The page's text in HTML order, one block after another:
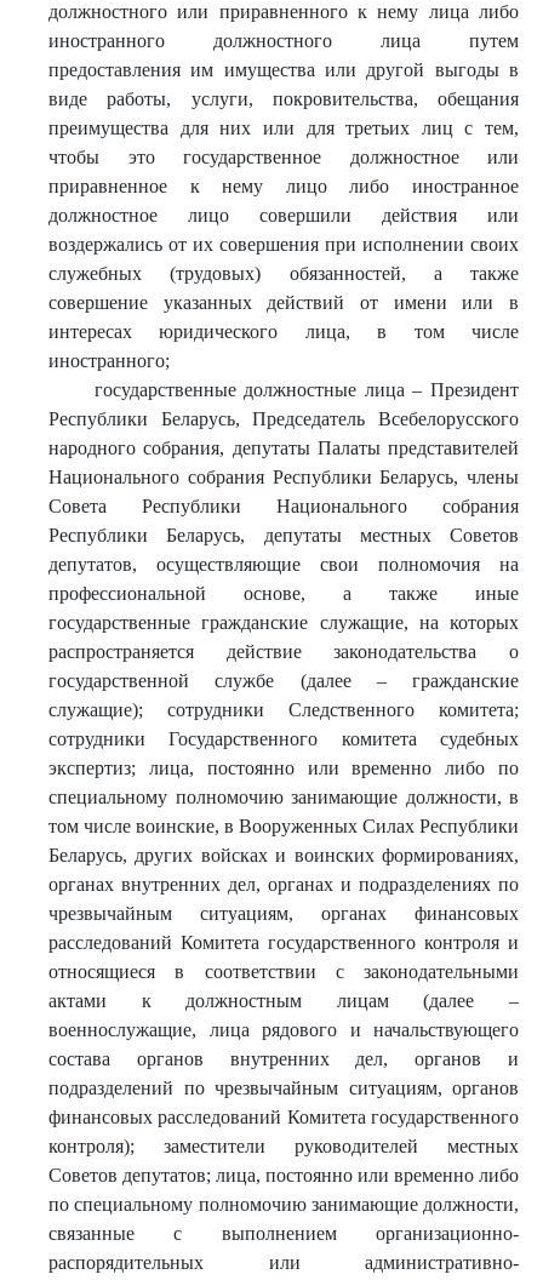
должностного или приравненного к нему лица либо
иностранного должностного лица путем
предоставления им имущества или другой выгоды в
виде работы, услуги, покровительства, обещания
преимущества для них или для третьих лиц с тем,
чтобы это государственное должностное или
приравненное к нему лицо либо иностранное
должностное лицо совершили действия или
воздержались от их совершения при исполнении своих
служебных (трудовых) обязанностей, а также
совершение указанных действий от имени или в
интересах юридического лица, в том числе
иностранного;
государственные должностные лица – Президент
Республики Беларусь, Председатель Всебелорусского
народного собрания, депутаты Палаты представителей
Национального собрания Республики Беларусь, члены
Совета Республики Национального собрания
Республики Беларусь, депутаты местных Советов
депутатов, осуществляющие свои полномочия на
профессиональной основе, а также иные
государственные гражданские служащие, на которых
распространяется действие законодательства о
государственной службе (далее – гражданские
служащие); сотрудники Следственного комитета;
сотрудники Государственного комитета судебных
экспертиз; лица, постоянно или временно либо по
специальному полномочию занимающие должности, в
том числе воинские, в Вооруженных Силах Республики
Беларусь, других войсках и воинских формированиях,
органах внутренних дел, органах и подразделениях по
чрезвычайным ситуациям, органах финансовых
расследований Комитета государственного контроля и
относящиеся в соответствии с законодательными
актами к должностным лицам (далее –
военнослужащие, лица рядового и начальствующего
состава органов внутренних дел, органов и
подразделений по чрезвычайным ситуациям, органов
финансовых расследований Комитета государственного
контроля); заместители руководителей местных
Советов депутатов; лица, постоянно или временно либо
по специальному полномочию занимающие должности,
связанные с выполнением организационно-
распорядительных или административно-